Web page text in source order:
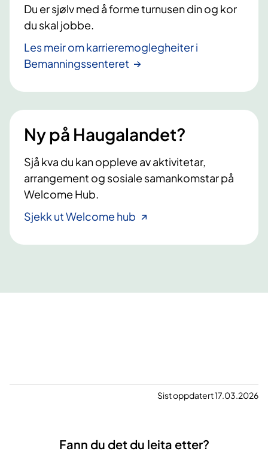
Du er sjølv med å forme turnusen din og kor
du skal jobbe.
Les meir om karrieremoglegheiter i
Bemanningssenteret
Ny på Haugalandet?
Sjå kva du kan oppleve av aktivitetar,
arrangement og sosiale samankomstar på
Welcome Hub.
Sjekk ut Welcome hub
Sist oppdatert 17.03.2026
Fann du det du leita etter?